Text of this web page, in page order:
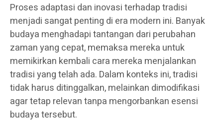
Proses adaptasi dan inovasi terhadap tradisi
menjadi sangat penting di era modern ini. Banyak
budaya menghadapi tantangan dari perubahan
zaman yang cepat, memaksa mereka untuk
memikirkan kembali cara mereka menjalankan
tradisi yang telah ada. Dalam konteks ini, tradisi
tidak harus ditinggalkan, melainkan dimodifikasi
agar tetap relevan tanpa mengorbankan esensi
budaya tersebut.